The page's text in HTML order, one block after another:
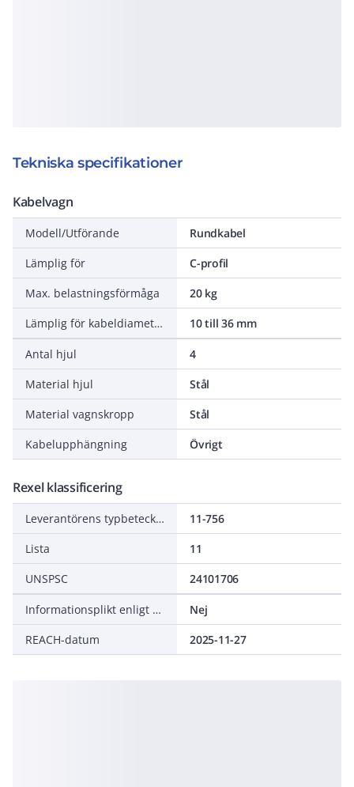
Tekniska specifikationer
Kabelvagn
Modell/Utförande
Rundkabel
Lämplig för
C-profil
Max. belastningsförmåga
20 kg
Lämplig för kabeldiameter
10 till 36 mm
Antal hjul
4
Material hjul
Stål
Material vagnskropp
Stål
Kabelupphängning
Övrigt
Rexel klassificering
Leverantörens typbeteckning
11-756
Lista
11
UNSPSC
24101706
Informationsplikt enligt REACH
Nej
REACH-datum
2025-11-27